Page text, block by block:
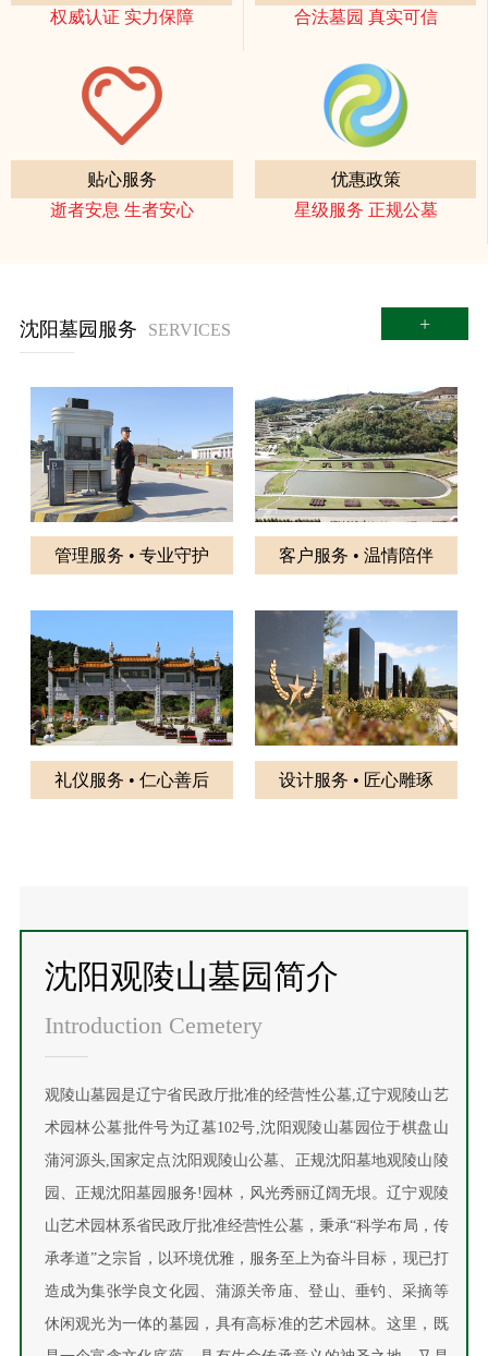
权威认证 实力保障
合法墓园 真实可信
贴心服务
逝者安息 生者安心
优惠政策
星级服务 正规公墓
沈阳墓园服务 SERVICES +
管理服务 • 专业守护 客户服务 • 温情陪伴
礼仪服务 • 仁心善后 设计服务 • 匠心雕琢
沈阳观陵山墓园简介
Introduction Cemetery
观陵山墓园是辽宁省民政厅批准的经营性公墓,辽宁观陵山艺
术园林公墓批件号为辽墓102号,沈阳观陵山墓园位于棋盘山
蒲河源头,国家定点沈阳观陵山公墓、正规沈阳墓地观陵山陵
园、正规沈阳墓园服务!园林，风光秀丽辽阔无垠。辽宁观陵
山艺术园林系省民政厅批准经营性公墓，秉承“科学布局，传
承孝道”之宗旨，以环境优雅，服务至上为奋斗目标，现已打
造成为集张学良文化园、蒲源关帝庙、登山、垂钓、采摘等
休闲观光为一体的墓园，具有高标准的艺术园林。这里，既